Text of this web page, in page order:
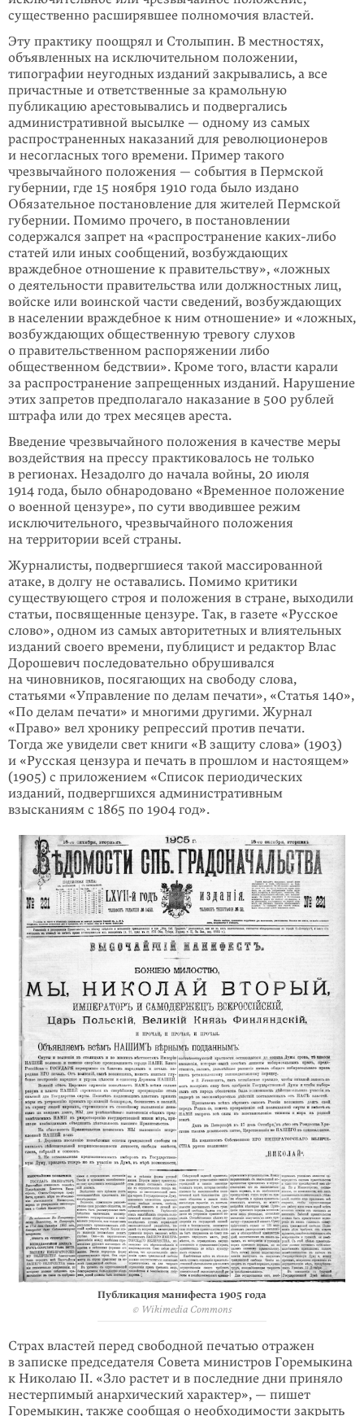
существенно расширявшее полномочия властей.
Эту практику поощрял и Столыпин. В местностях,
объявленных на исклю­чи­тель­ном положении,
типографии неугодных изданий закрывались, а все
причастные и ответственные за крамольную
публикацию арестовывались и подвергались
административной высылке — одному из самых
распростра­ненных наказаний для революционеров
и несогласных того времени. Пример такого
чрезвычайного положения — события в Пермской
губернии, где 15 ноября 1910 года было издано
Обязательное постановление для жителей Пермской
губернии. Помимо прочего, в постановлении
содержался запрет на «распространение каких-либо
статей или иных сообщений, возбуждающих
враждебное отношение к правительству», «ложных
о деятельности правительства или должностных лиц,
войске или воинской части сведений, возбуждающих
в населении враждебное к ним отношение» и «ложных,
возбуждающих общественную тревогу слухов
о правительственном распоряжении либо
общественном бедствии». Кроме того, власти карали
за распространение запрещенных изданий. Нарушение
этих запретов предполагало наказание в 500 рублей
штрафа или до трех месяцев ареста.
Введение чрезвычайного положения в качестве меры
воздействия на прессу практиковалось не только
в регионах. Незадолго до начала войны, 20 июля
1914 года, было обнародовано «Временное положение
о военной цензуре», по сути вводившее режим
исключительного, чрезвычайного положения
на территории всей страны.
Журналисты, подвергшиеся такой массированной
атаке, в долгу не оставались. Помимо критики
существующего строя и положения в стране, выходили
статьи, посвященные цензуре. Так, в газете «Русское
слово», одном из самых авторитетных и влиятельных
изданий своего времени, публицист и редактор Влас
Дорошевич последовательно обрушивался
на чиновников, посягающих на свободу слова,
статьями «Управление по делам печати», «Статья 140»,
«По делам печати» и многими другими. Журнал
«Право» вел хронику репрессий против печати.
Тогда же увидели свет книги «В защиту слова» (1903)
и «Русская цензура и печать в прошлом и настоящем»
(1905) с приложением «Список периодических
изданий, подвергшихся административным
взысканиям с 1865 по 1904 год».
Публикация манифеста 1905 года
© Wikimedia Commons
Страх властей перед свободной печатью отражен
в записке председателя Совета министров Горемыкина
к Николаю II. «Зло растет и в последние дни приняло
нестерпимый анархический характер», — пишет
Горемыкин, также сообщая о необходимости закрыть